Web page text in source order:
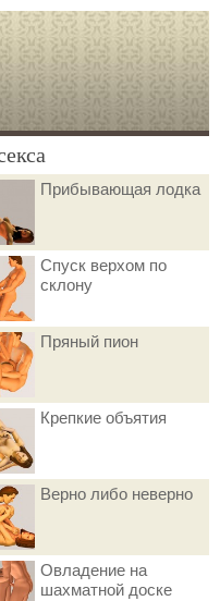
Прибывающая лодка
Спуск верхом по
склону
Пряный пион
Крепкие объятия
Верно либо неверно
Овладение на
шахматной доске